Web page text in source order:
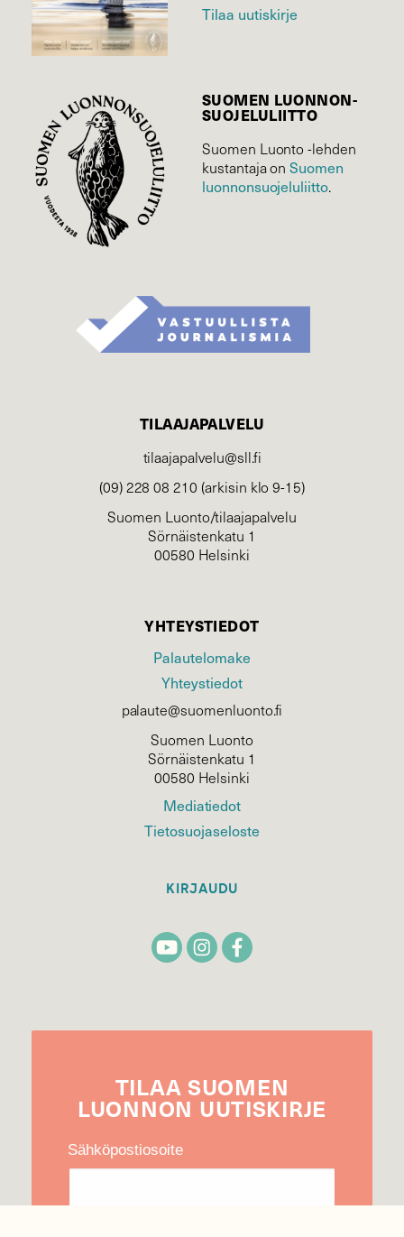
Tilaa uutiskirje
SUOMEN LUONNON­
SUOJELU­LIITTO
Suomen Luonto -lehden
kustantaja onSuomen
luonnonsuojelu­liitto.
TILAAJAPALVELU
tilaajapalvelu@sll.fi
(09) 228 08 210 (arkisin klo 9-15)
Suomen Luonto/tilaajapalvelu
Sörnäistenkatu 1
00580 Helsinki
YHTEYSTIEDOT
Palautelomake
Yhteystiedot
palaute@suomenluonto.fi
Suomen Luonto
Sörnäistenkatu 1
00580 Helsinki
Mediatiedot
Tietosuojaseloste
KIRJAUDU
TILAA SUOMEN
LUONNON UUTIS­KIRJE
Sähköpostiosoite